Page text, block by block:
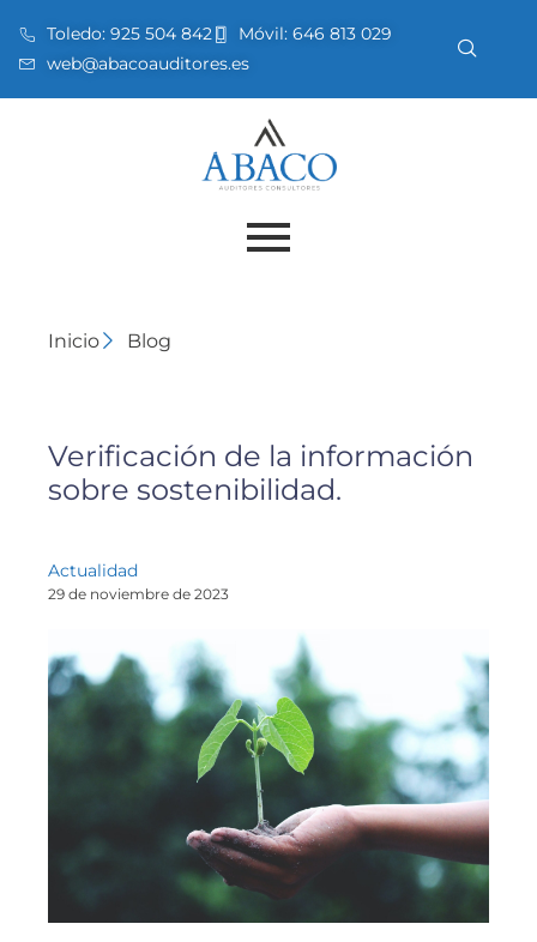
Toledo: 925 504 842 Móvil: 646 813 029
web@abacoauditores.es
Inicio Blog
Verificación de la información
sobre sostenibilidad.
Actualidad
29 de noviembre de 2023